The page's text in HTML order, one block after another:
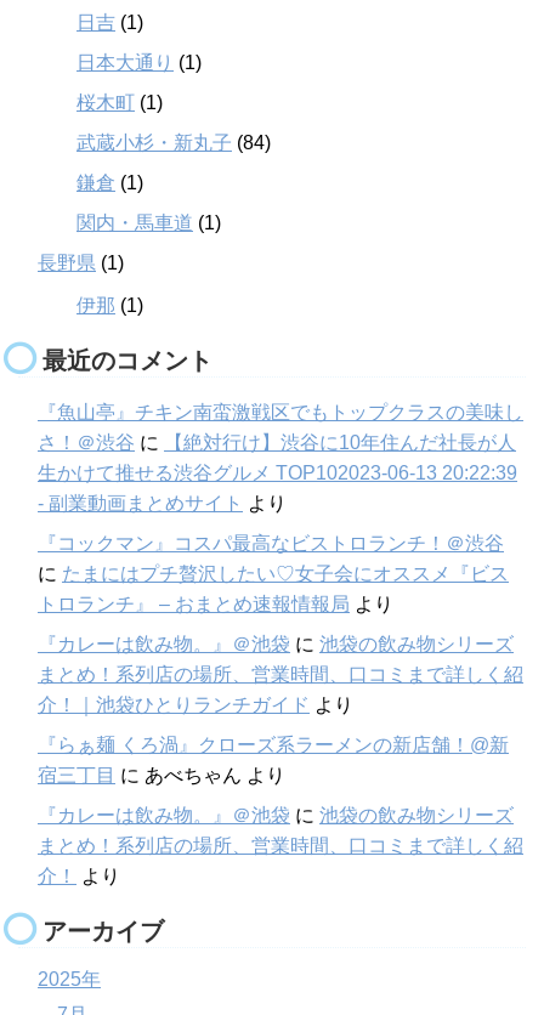
日吉 (1)
日本大通り (1)
桜木町 (1)
武蔵小杉・新丸子 (84)
鎌倉 (1)
関内・馬車道 (1)
長野県 (1)
伊那 (1)
最近のコメント
『魚山亭』チキン南蛮激戦区でもトップクラスの美味し
さ！＠渋谷 に
【絶対行け】渋谷に10年住んだ社長が人
生かけて推せる渋谷グルメ TOP102023-06-13 20:22:39
- 副業動画まとめサイト より
『コックマン』コスパ最高なビストロランチ！＠渋谷
に たまにはプチ贅沢したい♡女子会にオススメ『ビス
トロランチ』 – おまとめ速報情報局 より
『カレーは飲み物。』＠池袋 に 池袋の飲み物シリーズ
まとめ！系列店の場所、営業時間、口コミまで詳しく紹
介！｜池袋ひとりランチガイド より
『らぁ麺 くろ渦』クローズ系ラーメンの新店舗！@新
宿三丁目 に あべちゃん より
『カレーは飲み物。』＠池袋 に 池袋の飲み物シリーズ
まとめ！系列店の場所、営業時間、口コミまで詳しく紹
介！
より
アーカイブ
2025年